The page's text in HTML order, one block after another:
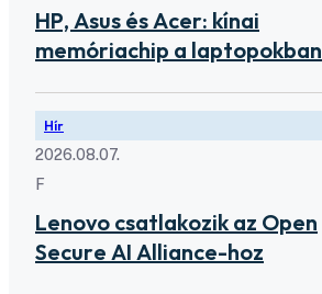
HP, Asus és Acer: kínai
memóriachip a laptopokban
Hír
2026.08.07.
F
Lenovo csatlakozik az Open
Secure AI Alliance-hoz